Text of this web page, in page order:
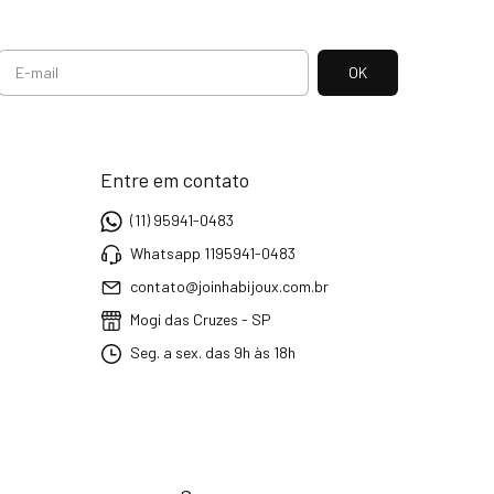
Entre em contato
(11) 95941-0483
Whatsapp 1195941-0483
contato@joinhabijoux.com.br
Mogi das Cruzes - SP
Seg. a sex. das 9h às 18h